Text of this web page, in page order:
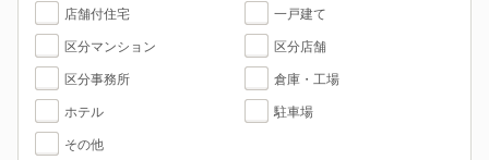
店舗付住宅 一戸建て
区分マンション 区分店舗
区分事務所 倉庫・工場
ホテル 駐車場
その他